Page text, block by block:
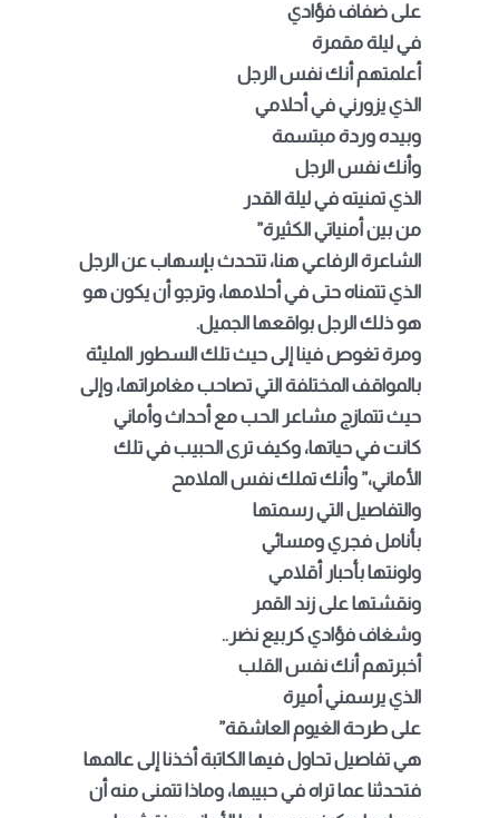
على ضفاف فؤادي
في ليلة مقمرة
أعلمتهم أنك نفس الرجل
الذي يزورني في أحلامي
وبيده وردة مبتسمة
وأنك نفس الرجل
الذي تمنيته في ليلة القدر
من بين أمنياتي الكثيرة”
الشاعرة الرفاعي هنا، تتحدث بإسهاب عن الرجل
الذي تتمناه حتى في أحلامها، وترجو أن يكون هو
هو ذلك الرجل بواقعها الجميل.
ومرة تغوص فينا إلى حيث تلك السطور المليئة
بالمواقف المختلفة التي تصاحب مغامراتها، وإلى
حيث تتمازج مشاعر الحب مع أحداث وأماني
كانت في حياتها، وكيف ترى الحبيب في تلك
الأماني،” وأنك تملك نفس الملامح
والتفاصيل التي رسمتها
بأنامل فجري ومسائي
ولونتها بأحبار أقلامي
ونقشتها على زند القمر
وشغاف فؤادي كربيع نضر ..
أخبرتهم أنك نفس القلب
الذي يرسمني أميرة
على طرحة الغيوم العاشقة”
هي تفاصيل تحاول فيها الكاتبة أخذنا إلى عالمها
فتحدثنا عما تراه في حبيبها، وماذا تتمنى منه أن